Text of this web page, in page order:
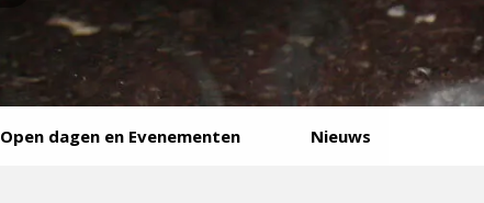
Open dagen en Evenementen Nieuws